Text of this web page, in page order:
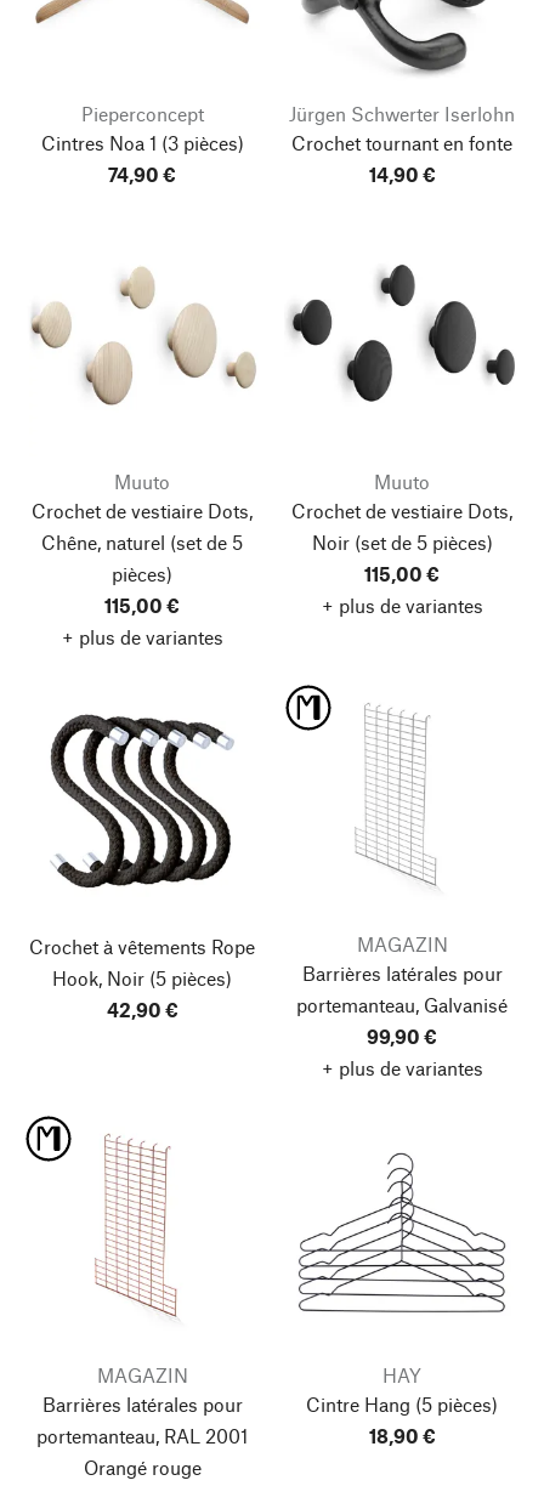
Pieperconcept
Cintres Noa 1 (3 pièces)
74,90 €
Jürgen Schwerter Iserlohn
Crochet tournant en fonte
14,90 €
Muuto
Crochet de vestiaire Dots,
Chêne, naturel (set de 5
pièces)
115,00 €
+ plus de variantes
Muuto
Crochet de vestiaire Dots,
Noir(set de 5 pièces)
115,00 €
+ plus de variantes
Crochet à vêtements Rope
Hook, Noir (5 pièces)
42,90 €
MAGAZIN
Barrières latérales pour
portemanteau, Galvanisé
99,90 €
+ plus de variantes
MAGAZIN
Barrières latérales pour
portemanteau, RAL 2001
Orangé rouge
HAY
Cintre Hang (5 pièces)
18,90 €